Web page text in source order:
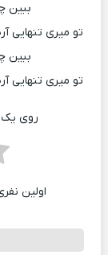
ببین
تو میری تنهایی
ببین
تو میری تنهایی
روی یک
اولین